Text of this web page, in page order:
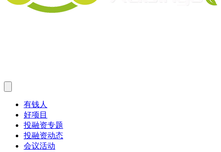
有钱人
好项目
投融资专题
投融资动态
会议活动